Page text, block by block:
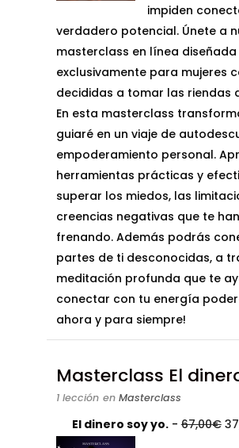
impiden
verdadero potencial. Únete a
masterclass en línea diseñada
exclusivamente para mujeres
decididas a tomar las riendas
En esta masterclass
guiaré en un viaje de
empoderamiento personal.
herramientas prácticas y
superar los miedos, las
creencias negativas que te
frenando. Además podrás
partes de ti desconocidas, a
meditación profunda que te
conectar con tu energía
ahora y para siempre!
Masterclass El
1 lección en Masterclass
El dinero soy yo.-67,00€ El